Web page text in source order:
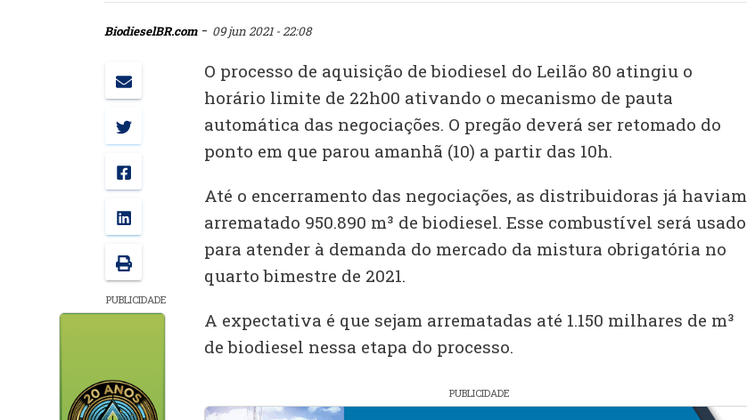
BiodieselBR.com- 09 jun 2021 - 22:08
PUBLICIDADE
O processo de aquisição de biodiesel do Leilão 80 atingiu o
horário limite de 22h00 ativando o mecanismo de pauta
automática das negociações. O pregão deverá ser retomado do
ponto em que parou amanhã (10) a partir das 10h.
Até o encerramento das negociações, as distribuidoras já haviam
arrematado 950.890 m³ de biodiesel. Esse combustível será usado
para atender à demanda do mercado da mistura obrigatória no
quarto bimestre de 2021.
A expectativa é que sejam arrematadas até 1.150 milhares de m³
de biodiesel nessa etapa do processo.
PUBLICIDADE